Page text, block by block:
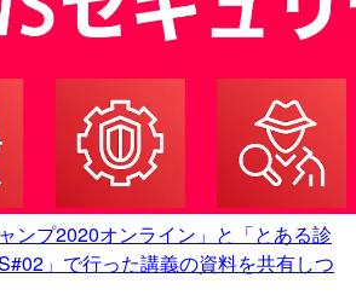
ンプ2020オンライン」と「とある診
」で行った講義の資料を共有しつ